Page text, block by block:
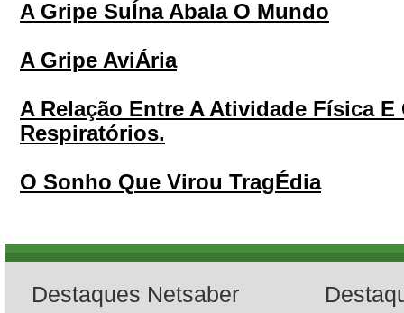
A Gripe SuÍna Abala O Mundo
A Gripe AviÁria
A Relação Entre A Atividade Física
Respiratórios.
O Sonho Que Virou TragÉdia
Destaques Netsaber